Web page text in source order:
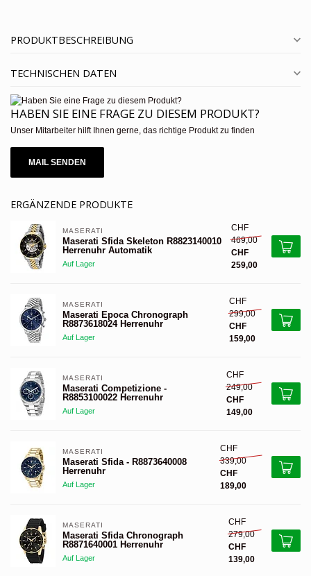
PRODUKTBESCHREIBUNG
TECHNISCHEN DATEN
HABEN SIE EINE FRAGE ZU DIESEM PRODUKT?
Unser Mitarbeiter hilft Ihnen gerne, das richtige Produkt zu finden
MAIL SENDEN
ERGÄNZENDE PRODUKTE
MASERATI
Maserati Sfida Skeleton R8823140010
Herrenuhr Automatik
Auf Lager
CHF
469,00
CHF
259,00
MASERATI
Maserati Epoca Chronograph
R8873618024 Herrenuhr
Auf Lager
CHF
299,00
CHF
159,00
MASERATI
Maserati Competizione -
R8853100022 Herrenuhr
Auf Lager
CHF
249,00
CHF
149,00
MASERATI
Maserati Sfida - R8873640008
Herrenuhr
Auf Lager
CHF
339,00
CHF
189,00
MASERATI
Maserati Sfida Chronograph
R8871640001 Herrenuhr
Auf Lager
CHF
279,00
CHF
139,00